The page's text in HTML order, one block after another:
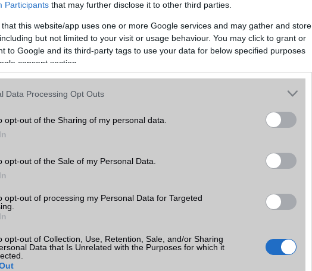
Participants that may further disclose it to other third parties.
that this website/app uses one or more Google services and may gather and store
but not limited to your visit or usage behaviour. You may click to grant or
to Google and its third-party tags to use your data for below specified purposes
consent section.
Data Processing Opt Outs
opt-out of the Sharing of my personal data.
opt-out of the Sale of my Personal Data.
opt-out of processing my Personal Data for Targeted
opt-out of Collection, Use, Retention, Sale, and/or Sharing
Data that Is Unrelated with the Purposes for which it
kiemelt ajánlatok
S26
(új)
Samsung Galaxy A56
Euro Gsm
112.000 Ft (új)
Samsung Galaxy S25 Ultra
Nelly GSM
245.000 Ft (használt)